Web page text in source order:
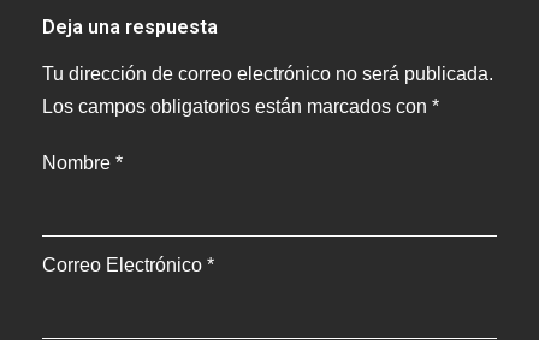
Deja una respuesta
Tu dirección de correo electrónico no será publicada.
Los campos obligatorios están marcados con *
Nombre *
Correo Electrónico *